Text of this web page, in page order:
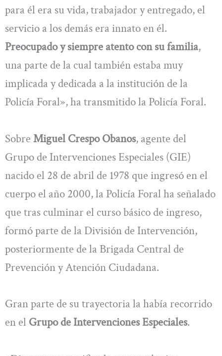
para él era su vida, trabajador y entregado, el
servicio a los demás era innato en él.
Preocupado y siempre atento con su familia,
una parte de la cual también estaba muy
implicada y dedicada a la institución de la
Policía Foral», ha transmitido la Policía Foral.
Sobre Miguel Crespo Obanos, agente del
Grupo de Intervenciones Especiales (GIE)
nacido el 28 de abril de 1978 que ingresó en el
cuerpo el año 2000, la Policía Foral ha señalado
que tras culminar el curso básico de ingreso,
formó parte de la División de Intervención,
posteriormente de la Brigada Central de
Prevención y Atención Ciudadana.
Gran parte de su trayectoria la había recorrido
en el Grupo de Intervenciones Especiales.